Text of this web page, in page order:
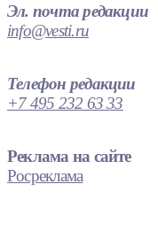
Эл. почта редакции
info@vesti.ru
Телефон редакции
+7 495 232 63 33
Реклама на сайте
Росреклама